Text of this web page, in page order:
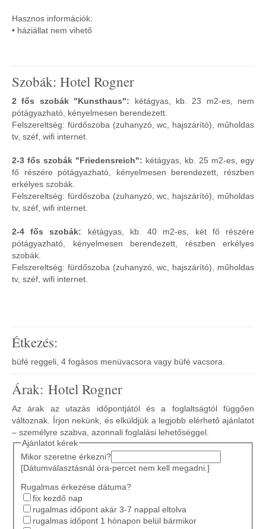
Hasznos információk:
• háziállat nem vihető
Szobák: Hotel Rogner
2 fős szobák "Kunsthaus": kétágyas, kb. 23 m2-es, nem
pótágyazható, kényelmesen berendezett.
Felszereltség: fürdőszoba (zuhanyzó, wc, hajszárító), műholdas
tv, széf, wifi internet.
2-3 fős szobák "Friedensreich": kétágyas, kb. 25 m2-es, egy
fő részére pótágyazható, kényelmesen berendezett, részben
erkélyes szobák.
Felszereltség: fürdőszoba (zuhanyzó, wc, hajszárító), műholdas
tv, széf, wifi internet.
2-4 fős szobák: kétágyas, kb. 40 m2-es, két fő részére
pótágyazható, kényelmesen berendezett, részben erkélyes
szobák.
Felszereltség: fürdőszoba (zuhanyzó, wc, hajszárító), műholdas
tv, széf, wifi internet.
Étkezés:
büfé reggeli, 4 fogásos menüvacsora vagy büfé vacsora.
Árak: Hotel Rogner
Az árak az utazás időpontjától és a foglaltságtól függően
változnak. Írjon nekünk, és elküldjük a legjobb elérhető ajánlatot
– személyre szabva, azonnali foglalási lehetőséggel.
Ajánlatot kérek
Mikor szeretne érkezni?
[Dátumválasztásnál óra-percet nem kell megadni.]
Rugalmas érkezése dátuma?
fix kezdő nap
rugalmas időpont akár 3-7 nappal eltolva
rugalmas időpont 1 hónapon belül bármikor